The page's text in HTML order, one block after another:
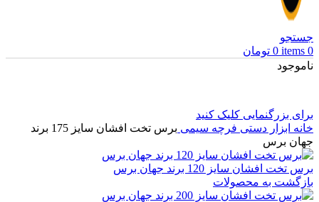
جستجو
0
items
0 تومان
ناموجود
برای بزرگنمایی کلیک کنید
خانه ابزار دستی فرچه سیمی
برس تخت افشان سایز 175 برند
جهان برس
برس تخت افشان سایز 120 برند جهان برس
بازگشت به محصولات